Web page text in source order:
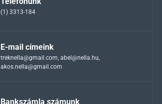
(1) 3313-184
E-mail címeink
treknella@gmail.com, abel@nella.hu,
akos.nella@gmail.com
Bankszámla számunk